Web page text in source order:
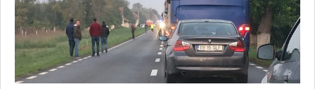
POLITICA DE CONFIDENȚIALITATE
PREFECTURA TIMIŞ
POLI TIMISOARA
FOTBAL JUDETEAN
ALTE SPORTURI
OPINII
DOSARELE DEBANAT
ETICA LUCIDITĂȚII ASISTATE
TIMP LIBER ȘI CULTURĂ
TIMP LIBER
ECONOMIC